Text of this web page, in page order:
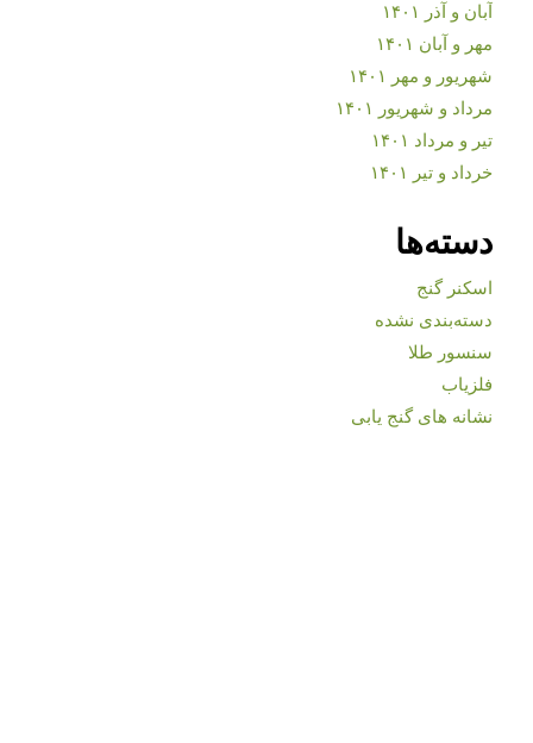
آبان و آذر ۱۴۰۱
مهر و آبان ۱۴۰۱
شهریور و مهر ۱۴۰۱
مرداد و شهریور ۱۴۰۱
تیر و مرداد ۱۴۰۱
خرداد و تیر ۱۴۰۱
دسته‌ها
اسکنر گنج
دسته‌بندی نشده
سنسور طلا
فلزیاب
نشانه های گنج یابی